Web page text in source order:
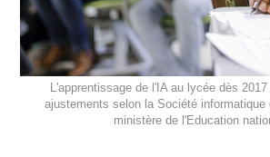
L'apprentissage de l'IA au lycée dès
ajustements selon la Société informatique
ministère de l'Education